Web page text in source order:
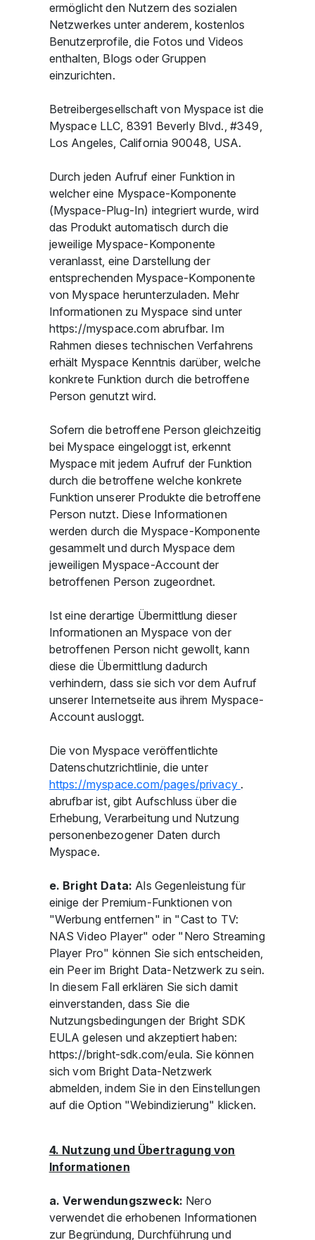
ermöglicht den Nutzern des sozialen
Netzwerkes unter anderem, kostenlos
Benutzerprofile, die Fotos und Videos
enthalten, Blogs oder Gruppen
einzurichten.
Betreibergesellschaft von Myspace ist die
Myspace LLC, 8391 Beverly Blvd., #349,
Los Angeles, California 90048, USA.
Durch jeden Aufruf einer Funktion in
welcher eine Myspace-Komponente
(Myspace-Plug-In) integriert wurde, wird
das Produkt automatisch durch die
jeweilige Myspace-Komponente
veranlasst, eine Darstellung der
entsprechenden Myspace-Komponente
von Myspace herunterzuladen. Mehr
Informationen zu Myspace sind unter
https://myspace.com abrufbar. Im
Rahmen dieses technischen Verfahrens
erhält Myspace Kenntnis darüber, welche
konkrete Funktion durch die betroffene
Person genutzt wird.
Sofern die betroffene Person gleichzeitig
bei Myspace eingeloggt ist, erkennt
Myspace mit jedem Aufruf der Funktion
durch die betroffene welche konkrete
Funktion unserer Produkte die betroffene
Person nutzt. Diese Informationen
werden durch die Myspace-Komponente
gesammelt und durch Myspace dem
jeweiligen Myspace-Account der
betroffenen Person zugeordnet.
Ist eine derartige Übermittlung dieser
Informationen an Myspace von der
betroffenen Person nicht gewollt, kann
diese die Übermittlung dadurch
verhindern, dass sie sich vor dem Aufruf
unserer Internetseite aus ihrem Myspace-
Account ausloggt.
Die von Myspace veröffentlichte
Datenschutzrichtlinie, die unter
https://myspace.com/pages/privacy .
abrufbar ist, gibt Aufschluss über die
Erhebung, Verarbeitung und Nutzung
personenbezogener Daten durch
Myspace.
e. Bright Data: Als Gegenleistung für
einige der Premium-Funktionen von
"Werbung entfernen" in "Cast to TV:
NAS Video Player" oder "Nero Streaming
Player Pro" können Sie sich entscheiden,
ein Peer im Bright Data-Netzwerk zu sein.
In diesem Fall erklären Sie sich damit
einverstanden, dass Sie die
Nutzungsbedingungen der Bright SDK
EULA gelesen und akzeptiert haben:
https://bright-sdk.com/eula. Sie können
sich vom Bright Data-Netzwerk
abmelden, indem Sie in den Einstellungen
auf die Option "Webindizierung" klicken.
4. Nutzung und Übertragung von
Informationen
a. Verwendungszweck: Nero
verwendet die erhobenen Informationen
zur Begründung, Durchführung und